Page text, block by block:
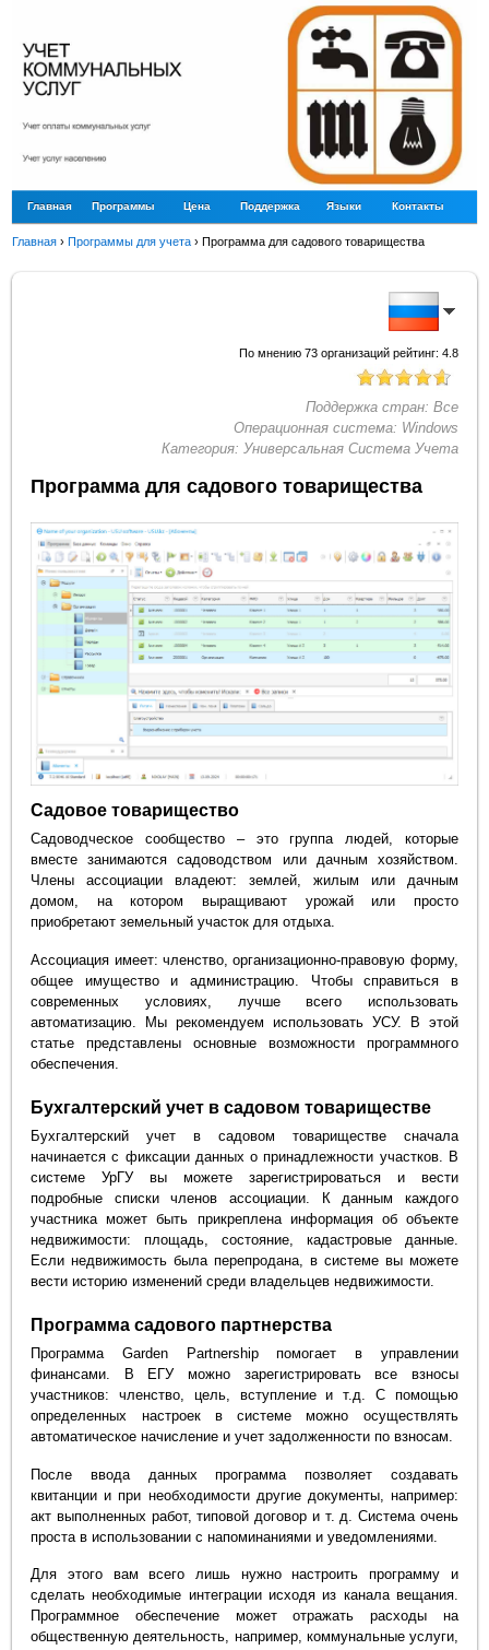
Главная Программы Цена Поддержка Языки Контакты
Главная ›Программы для учета ›Программа для садового товарищества
По мнению 73организаций рейтинг: 4.8
Поддержка стран: Все
Операционная система: Windows
Категория: Универсальная Система Учета
Программа для садового товарищества
Садовое товарищество
Садоводческое сообщество – это группа людей, которые
вместе занимаются садоводством или дачным хозяйством.
Члены ассоциации владеют: землей, жилым или дачным
домом, на котором выращивают урожай или просто
приобретают земельный участок для отдыха.
Ассоциация имеет: членство, организационно-правовую форму,
общее имущество и администрацию. Чтобы справиться в
современных условиях, лучше всего использовать
автоматизацию. Мы рекомендуем использовать УСУ. В этой
статье представлены основные возможности программного
обеспечения.
Бухгалтерский учет в садовом товариществе
Бухгалтерский учет в садовом товариществе сначала
начинается с фиксации данных о принадлежности участков. В
системе УрГУ вы можете зарегистрироваться и вести
подробные списки членов ассоциации. К данным каждого
участника может быть прикреплена информация об объекте
недвижимости: площадь, состояние, кадастровые данные.
Если недвижимость была перепродана, в системе вы можете
вести историю изменений среди владельцев недвижимости.
Программа садового партнерства
Программа Garden Partnership помогает в управлении
финансами. В ЕГУ можно зарегистрировать все взносы
участников: членство, цель, вступление и т.д. С помощью
определенных настроек в системе можно осуществлять
автоматическое начисление и учет задолженности по взносам.
После ввода данных программа позволяет создавать
квитанции и при необходимости другие документы, например:
акт выполненных работ, типовой договор и т. д. Система очень
проста в использовании с напоминаниями и уведомлениями.
Для этого вам всего лишь нужно настроить программу и
сделать необходимые интеграции исходя из канала вещания.
Программное обеспечение может отражать расходы на
общественную деятельность, например, коммунальные услуги,